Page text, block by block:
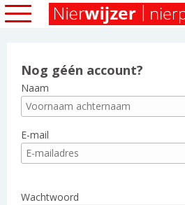
Nog géén account?
Naam
E-mail
Wachtwoord